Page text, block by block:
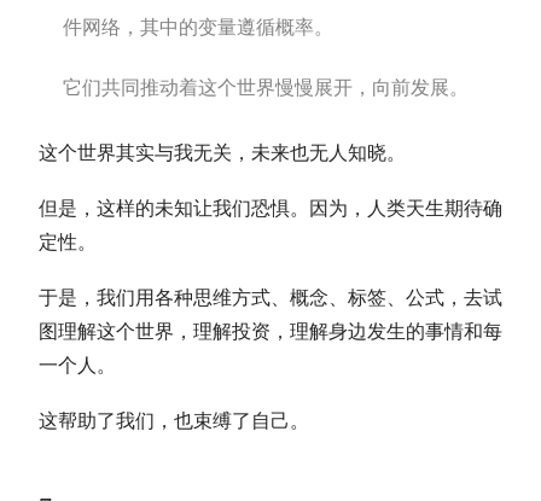
件网络，其中的变量遵循概率。
它们共同推动着这个世界慢慢展开，向前发展。
这个世界其实与我无关，未来也无人知晓。
但是，这样的未知让我们恐惧。因为，人类天生期待确
定性。
于是，我们用各种思维方式、概念、标签、公式，去试
图理解这个世界，理解投资，理解身边发生的事情和每
一个人。
这帮助了我们，也束缚了自己。